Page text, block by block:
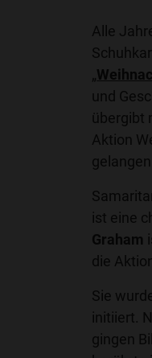
Alle
„
und
übergibt
Aktion
ist eine
Graham
die
Sie
initiiert.
gingen